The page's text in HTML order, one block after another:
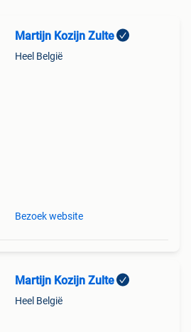
Martijn Kozijn Zulte
Heel België
Bezoek website
Martijn Kozijn Zulte
Heel België